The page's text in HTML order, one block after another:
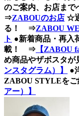
のご案内、お店ま
⇒ZABOUのお店 ☆
る！ ⇒ZABOU
ト ●新着商品・再入
載！ ⇒ 【ZABOU
め商品やザボスタ
ンスタグラム）】
●
ZABOU STYLEを
アー）】